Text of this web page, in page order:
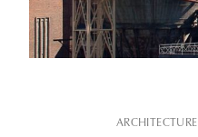
ARCHITECTURE